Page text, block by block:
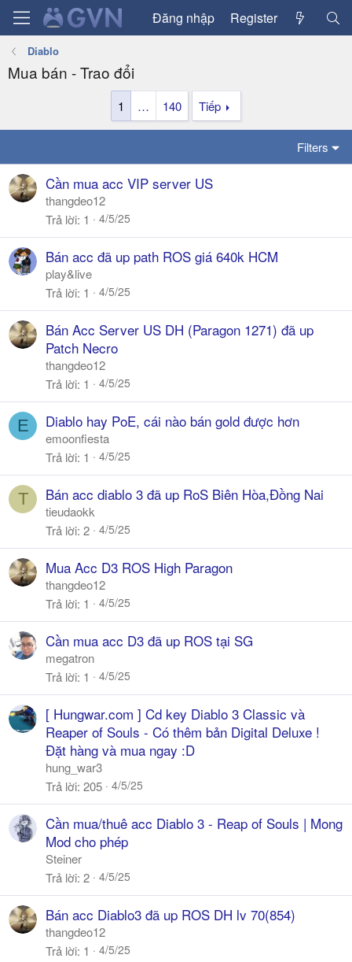
Đăng nhập Register
Diablo
Mua bán - Trao đổi
1 … 140 Tiếp
Filters
Cần mua acc VIP server US
thangdeo12
Trả lời 1 4/5/25
Bán acc đã up path ROS giá 640k HCM
play&live
Trả lời 1 4/5/25
Bán Acc Server US DH (Paragon 1271) đã up
Patch Necro
thangdeo12
Trả lời 1 4/5/25
E Diablo hay PoE, cái nào bán gold được hơn
emoonfiesta
Trả lời 1 4/5/25
T Bán acc diablo 3 đã up RoS Biên Hòa,Đồng Nai
tieudaokk
Trả lời 2 4/5/25
Mua Acc D3 ROS High Paragon
thangdeo12
Trả lời 1 4/5/25
Cần mua acc D3 đã up ROS tại SG
megatron
Trả lời 1 4/5/25
[ Hungwar.com ] Cd key Diablo 3 Classic và
Reaper of Souls - Có thêm bản Digital Deluxe !
Đặt hàng và mua ngay :D
hung_war3
Trả lời 205 4/5/25
Cần mua/thuê acc Diablo 3 - Reap of Souls | Mong
Mod cho phép
Steiner
Trả lời 2 4/5/25
Bán acc Diablo3 đã up ROS DH lv 70(854)
thangdeo12
Trả lời 1 4/5/25